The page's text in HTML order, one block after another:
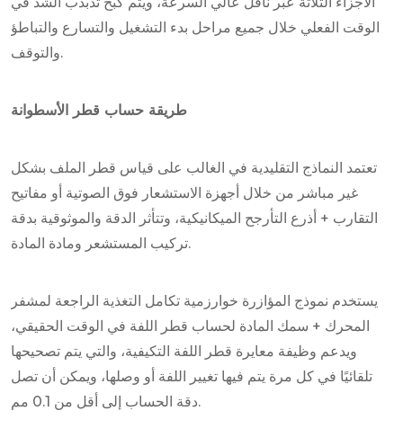
الوقت الفعلي خلال جميع مراحل بدء التشغيل والتسارع والتباطؤ
والتوقف.
طريقة حساب قطر الأسطوانة
تعتمد النماذج التقليدية في الغالب على قياس قطر الملف بشكل
غير مباشر من خلال أجهزة الاستشعار فوق الصوتية أو مفاتيح
التقارب + أذرع التأرجح الميكانيكية، وتتأثر الدقة والموثوقية بدقة
تركيب المستشعر ومادة المادة.
يستخدم نموذج المؤازرة خوارزمية تكامل التغذية الراجعة لمشفر
المحرك + سمك المادة لحساب قطر اللفة في الوقت الحقيقي،
ويدعم وظيفة معايرة قطر اللفة التكيفية، والتي يتم تصحيحها
تلقائيًا في كل مرة يتم فيها تغيير اللفة أو وصلها، ويمكن أن تصل
دقة الحساب إلى أقل من 0.1 مم.